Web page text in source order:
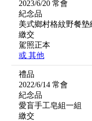
2023/6/20 常會
紀念品
美式鄉村格紋野餐
繳交
駕照正本
或 其他
禮品
2022/6/14 常會
紀念品
愛盲手工皂組一組
繳交